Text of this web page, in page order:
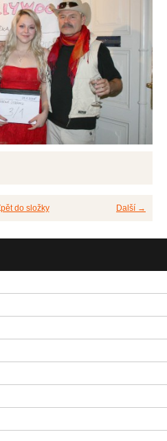
Další →
do složky